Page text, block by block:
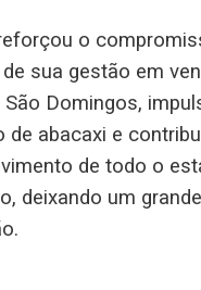
o
sua gestão em
São Domingos,
de abacaxi e
de todo o
deixando um